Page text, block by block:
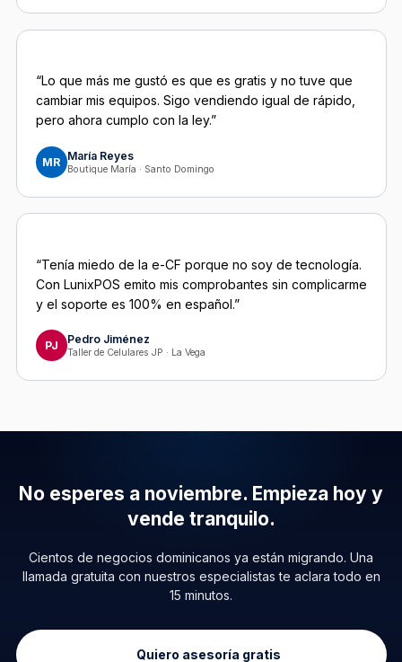
“Lo que más me gustó es que es gratis y no tuve que
cambiar mis equipos. Sigo vendiendo igual de rápido,
pero ahora cumplo con la ley.”
MR María Reyes
Boutique María · Santo Domingo
“Tenía miedo de la e-CF porque no soy de tecnología.
Con LunixPOS emito mis comprobantes sin complicarme
y el soporte es 100% en español.”
PJ Pedro Jiménez
Taller de Celulares JP · La Vega
No esperes a noviembre. Empieza hoy y
vende tranquilo.
Cientos de negocios dominicanos ya están migrando. Una
llamada gratuita con nuestros especialistas te aclara todo en
15 minutos.
Quiero asesoría gratis